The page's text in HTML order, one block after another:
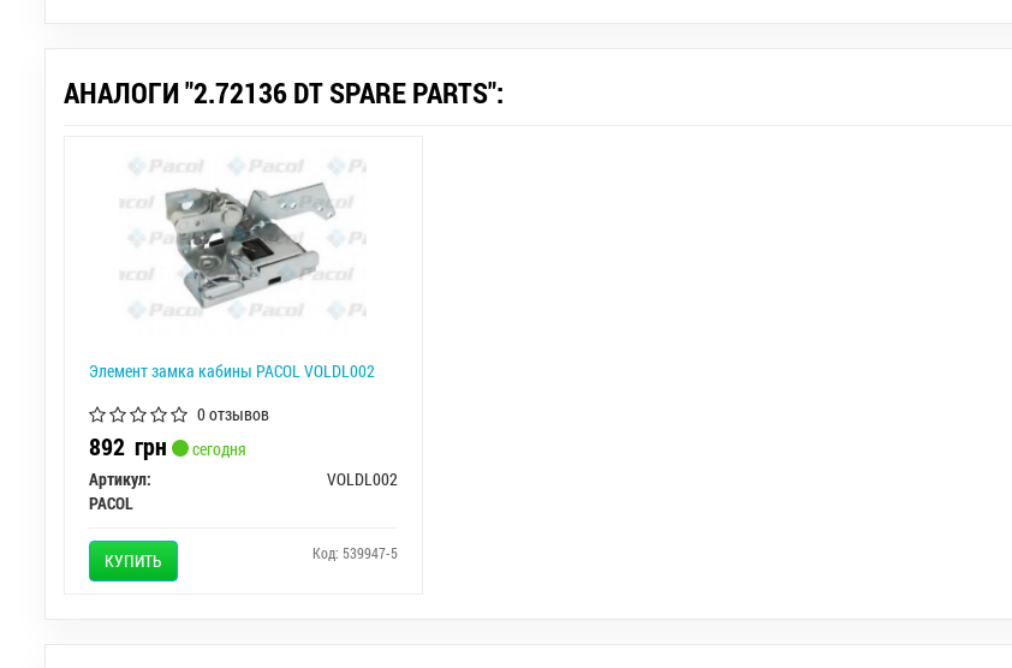
АНАЛОГИ "2.72136 DT SPARE PARTS":
Элемент замка кабины PACOL VOLDL002
0 отзывов
892 грн
сегодня
Артикул:
VOLDL002
PACOL
КУПИТЬ Код: 539947-5